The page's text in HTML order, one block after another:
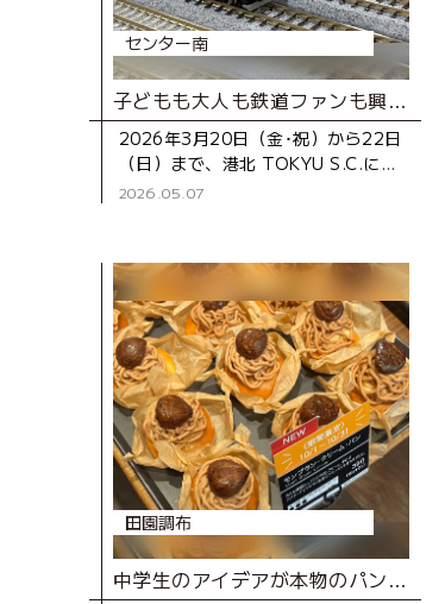
センター南
子どもも大人も鉄道ファンも興奮！東京都市大学 鉄道研究部 展示イベント「僕らの夢を乗せた電車は走り続ける＠港北 TOKYU S.C.」レポート
2026年3月20日（金･祝）から22日
（日）まで、港北 TOKYU S.C.に
て、東京都市大学 鉄道研究部（以
2026.05.07
田園調布
中学生のアイデアが本物のパンに！地域とつながる“食”の体験イベント「みんなで創ろう！オリジナルパン」レポート